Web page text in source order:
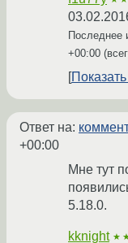
Последнее
+00:00
Показать
Ответ на:
+00:00
Мне тут
5.18.0.
kknight